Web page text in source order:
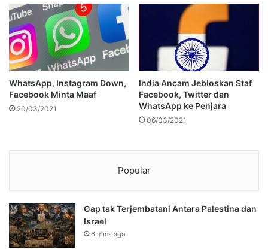
WhatsApp, Instagram Down,
Facebook Minta Maaf
20/03/2021
India Ancam Jebloskan Staf
Facebook, Twitter dan
WhatsApp ke Penjara
06/03/2021
Popular
Gap tak Terjembatani Antara Palestina dan
Israel
6 mins ago